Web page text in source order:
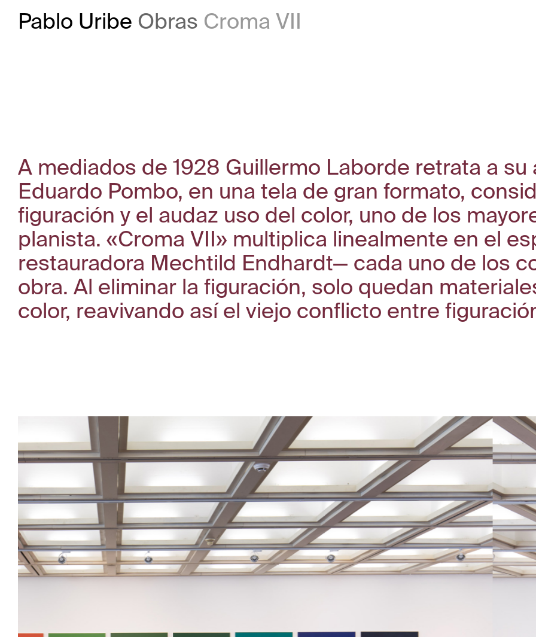
Pablo Uribe Obras Croma VII
A mediados de 1928 Guillermo Laborde retrata a
Eduardo Pombo, en una tela de gran formato,
figuración y el audaz uso del color, uno de los
planista. «Croma VII» multiplica linealmente en el
restauradora Mechtild Endhardt— cada uno de los
obra. Al eliminar la figuración, solo quedan
color, reavivando así el viejo conflicto entre